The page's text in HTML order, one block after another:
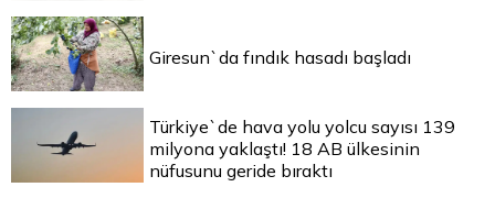
Giresun`da fındık hasadı başladı
Türkiye`de hava yolu yolcu sayısı 139
milyona yaklaştı! 18 AB ülkesinin
nüfusunu geride bıraktı